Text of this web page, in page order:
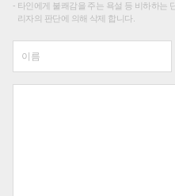
타인에게 불쾌감을 주는 욕설 등 비하하는
리자의 판단에 의해 삭제 합니다.